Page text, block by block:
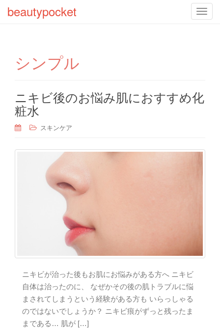
T
a
v
t
beautypocket
シンプル
ニキビ後のお悩み肌におすすめ化
粧水
スキンケア
ニキビが治った後もお肌にお悩みがある方へ ニキビ
自体は治ったのに、 なぜかその後の肌トラブルに悩
まされてしまうという経験がある方も いらっしゃる
のではないでしょうか？ ニキビ痕がずっと残ったま
まである… 肌が […]